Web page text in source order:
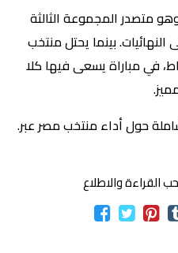
متصدر المجموعة الثالثة
إلى النهائيات. بينما يحتل منتخب
المركز الثاني برصيد7 نقاط، في مباراة يسعى فيها كلا
حول أداء منتخب مصر عبر.
القراءة والاطلاع